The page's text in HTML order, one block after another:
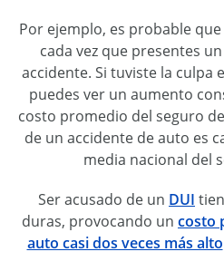
Por ejemplo, es probable
cada vez que presentes
accidente. Si tuviste la culpa
puedes ver un aumento
costo promedio del seguro
de un accidente de auto es
media nacional del
Ser acusado de un DUI
duras, provocando un costo
auto casi dos veces más alto